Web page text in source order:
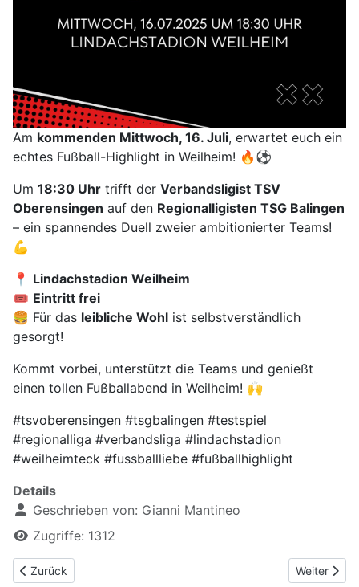
Am kommenden Mittwoch, 16. Juli, erwartet euch ein
echtes Fußball-Highlight in Weilheim! 🔥⚽
Um 18:30 Uhr trifft der Verbandsligist TSV
Oberensingen auf den Regionalligisten TSG Balingen
– ein spannendes Duell zweier ambitionierter Teams!
💪
📍 Lindachstadion Weilheim
🎟️ Eintritt frei
🍔 Für das leibliche Wohl ist selbstverständlich
gesorgt!
Kommt vorbei, unterstützt die Teams und genießt
einen tollen Fußballabend in Weilheim! 🙌
#tsvoberensingen #tsgbalingen #testspiel
#regionalliga #verbandsliga #lindachstadion
#weilheimteck #fussballliebe #fußballhighlight
Details
Geschrieben von: Gianni Mantineo
Zugriffe: 1312
Vorheriger Beitrag: TSV Weilheim - SV Ebersbach
Zurück Nächster
Weiter